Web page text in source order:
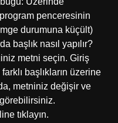
program penceresinin
durumuna küçült)
başlık nasıl yapılır?
metni seçin. Giriş
başlıkların üzerine
metniniz değişir ve
tıklayın.